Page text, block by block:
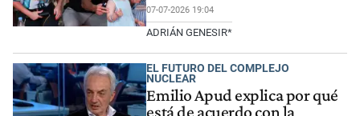
07-07-2026 19:04
ADRIÁN GENESIR*
EL FUTURO DEL COMPLEJO
NUCLEAR
Emilio Apud explica por qué
está de acuerdo con la